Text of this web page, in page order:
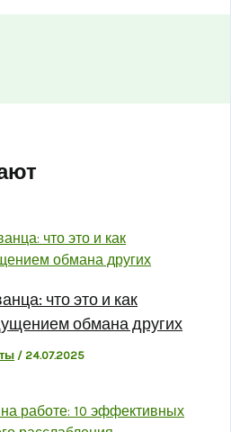
что это и как
обмана других
/ 24.07.2025